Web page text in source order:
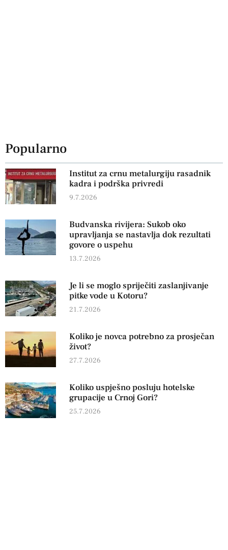
Popularno
Institut za crnu metalurgiju rasadnik
kadra i podrška privredi
9.7.2026
Budvanska rivijera: Sukob oko
upravljanja se nastavlja dok rezultati
govore o uspehu
13.7.2026
Je li se moglo spriječiti zaslanjivanje
pitke vode u Kotoru?
21.7.2026
Koliko je novca potrebno za prosječan
život?
27.7.2026
Koliko uspješno posluju hotelske
grupacije u Crnoj Gori?
25.7.2026